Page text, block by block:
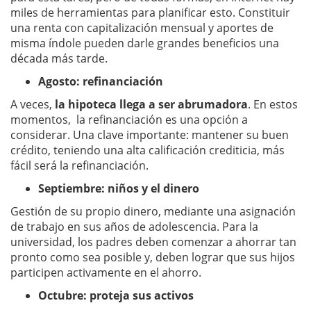
miles de herramientas para planificar esto. Constituir
una renta con capitalización mensual y aportes de
misma índole pueden darle grandes beneficios una
década más tarde.
Agosto: refinanciación
A veces, la hipoteca llega a ser abrumadora. En estos
momentos, la refinanciación es una opción a
considerar. Una clave importante: mantener su buen
crédito, teniendo una alta calificación crediticia, más
fácil será la refinanciación.
Septiembre: niños y el dinero
Gestión de su propio dinero, mediante una asignación
de trabajo en sus años de adolescencia. Para la
universidad, los padres deben comenzar a ahorrar tan
pronto como sea posible y, deben lograr que sus hijos
participen activamente en el ahorro.
Octubre: proteja sus activos